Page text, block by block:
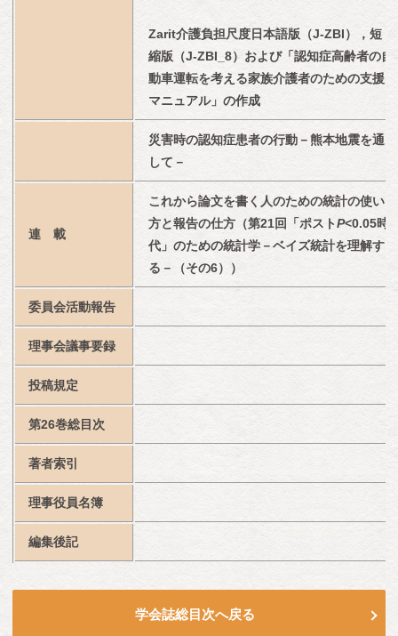
Zarit介護負担尺度日本語版（J-ZBI），短
縮版（J-ZBI_8）および「認知症高齢者の自
動車運転を考える家族介護者のための支援
マニュアル」の作成
災害時の認知症患者の行動－熊本地震を通
して－
連　載
これから論文を書く人のための統計の使い
方と報告の仕方（第21回「ポストP<0.05時
代」のための統計学－ベイズ統計を理解す
る－（その6））
委員会活動報告
理事会議事要録
投稿規定
第26巻総目次
著者索引
理事役員名簿
編集後記
学会誌総目次へ戻る